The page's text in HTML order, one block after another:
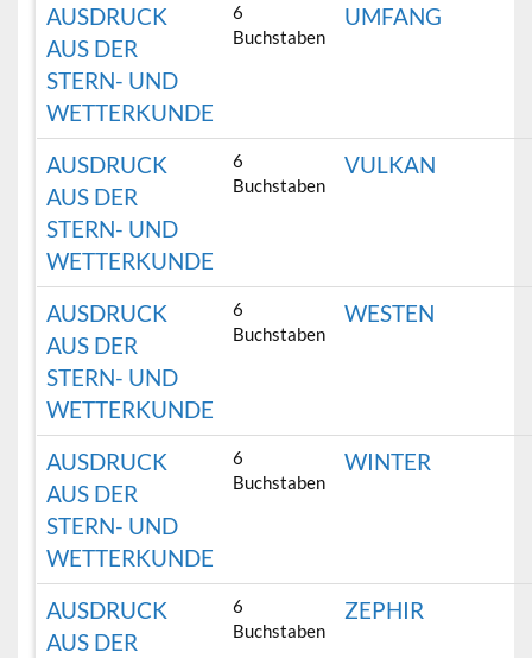
AUSDRUCK
AUS DER
STERN- UND
WETTERKUNDE
6
Buchstaben
UMFANG
AUSDRUCK
AUS DER
STERN- UND
WETTERKUNDE
6
Buchstaben
VULKAN
AUSDRUCK
AUS DER
STERN- UND
WETTERKUNDE
6
Buchstaben
WESTEN
AUSDRUCK
AUS DER
STERN- UND
WETTERKUNDE
6
Buchstaben
WINTER
AUSDRUCK
AUS DER
6
Buchstaben
ZEPHIR